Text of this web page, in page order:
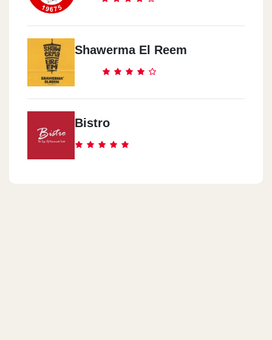
Shawerma El Reem
Bistro